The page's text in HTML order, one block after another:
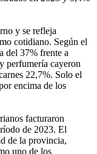
y se refleja
cotidiano. Según el
del 37% frente a
perfumería cayeron
22,7%. Solo el
encima de los
facturaron
de 2023. El
de la provincia,
uno de los